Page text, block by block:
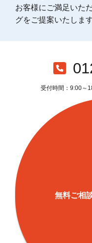
お客様にご満足いた
グをご提案いたします
受付時間：9:00～
無料ご相